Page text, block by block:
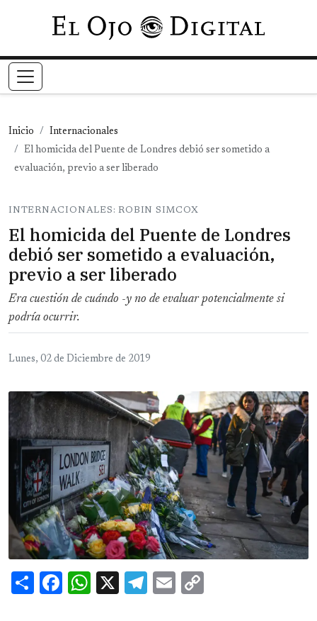
Pasar al contenido principal
Inicio
Internacionales
El homicida del Puente de Londres debió ser sometido a
evaluación, previo a ser liberado
INTERNACIONALES: ROBIN SIMCOX
El homicida del Puente de Londres
debió ser sometido a evaluación,
previo a ser liberado
Era cuestión de cuándo -y no de evaluar potencialmente si
podría ocurrir.
Lunes, 02 de Diciembre de 2019
ShareFacebook
WhatsApp
X Telegram
Email